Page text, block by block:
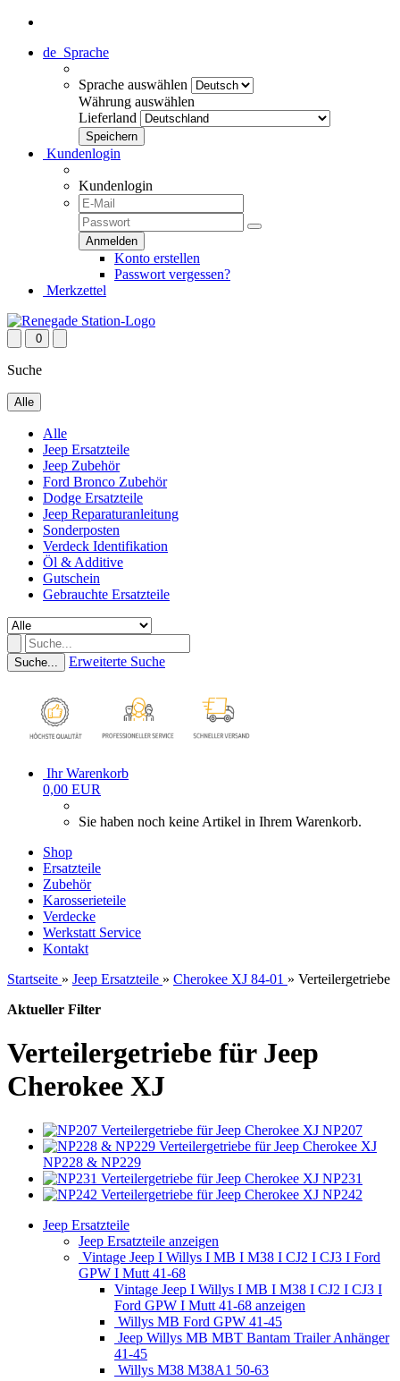
de Sprache
Sprache auswählen
Währung auswählen
Lieferland
Kundenlogin
Kundenlogin
Konto erstellen
Passwort vergessen?
Merkzettel
0
Suche
Alle
Alle
Jeep Ersatzteile
Jeep Zubehör
Ford Bronco Zubehör
Dodge Ersatzteile
Jeep Reparaturanleitung
Sonderposten
Verdeck Identifikation
Öl & Additive
Gutschein
Gebrauchte Ersatzteile
Suche... Erweiterte Suche
Ihr Warenkorb
0,00 EUR
Sie haben noch keine Artikel in Ihrem Warenkorb.
Shop
Ersatzteile
Zubehör
Karosserieteile
Verdecke
Werkstatt Service
Kontakt
Startseite » Jeep Ersatzteile » Cherokee XJ 84-01 » Verteilergetriebe
Aktueller Filter
Verteilergetriebe für Jeep
Cherokee XJ
NP207
NP228 & NP229
NP231
NP242
Jeep Ersatzteile
Jeep Ersatzteile anzeigen
Vintage Jeep I Willys I MB I M38 I CJ2 I CJ3 I Ford
GPW I Mutt 41-68
Vintage Jeep I Willys I MB I M38 I CJ2 I CJ3 I
Ford GPW I Mutt 41-68 anzeigen
Willys MB Ford GPW 41-45
Jeep Willys MB MBT Bantam Trailer Anhänger
41-45
Willys M38 M38A1 50-63